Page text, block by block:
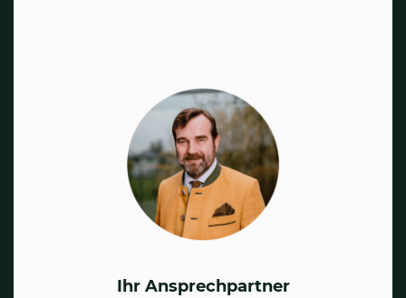
Ihr Ansprechpartner